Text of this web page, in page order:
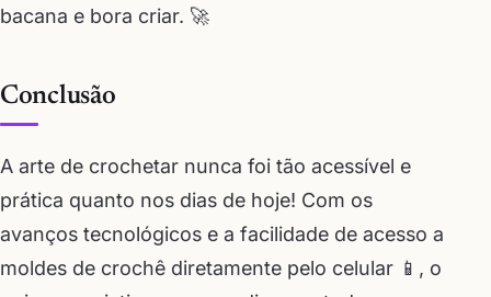
bacana e bora criar. 🚀
Conclusão
A arte de crochetar nunca foi tão acessível e
prática quanto nos dias de hoje! Com os
avanços tecnológicos e a facilidade de acesso a
moldes de crochê diretamente pelo celular 📱, o